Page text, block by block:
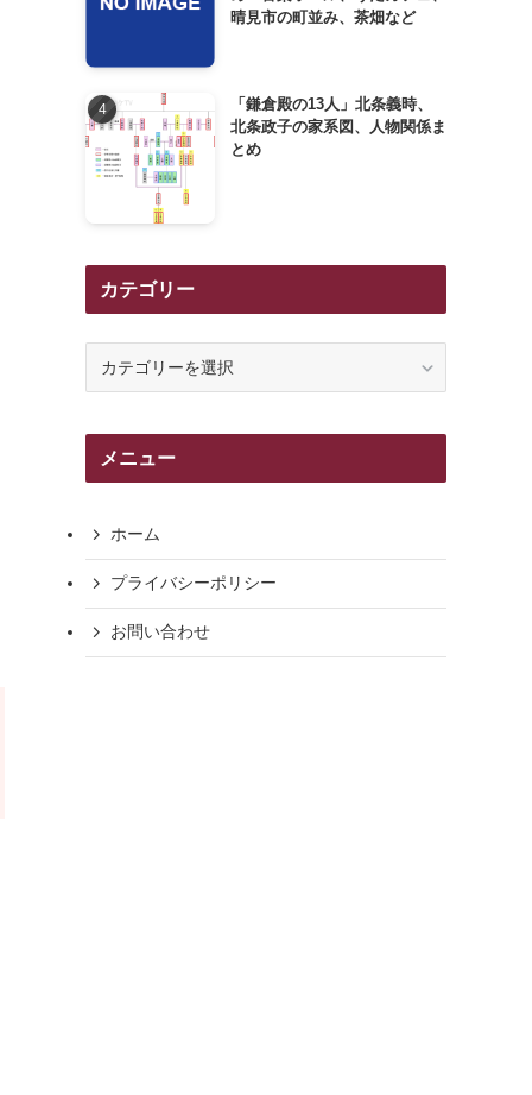
晴見市の町並み、茶畑など
「鎌倉殿の13人」北条義時、
北条政子の家系図、人物関係ま
とめ
カテゴリー
リ
メニュー
ホーム
プライバシーポリシー
お問い合わせ